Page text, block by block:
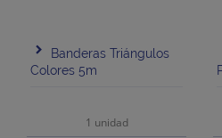
Banderas Triángulos
Colores 5m
1 unidad